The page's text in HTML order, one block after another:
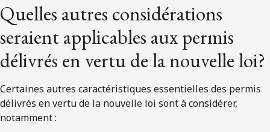
Quelles autres considérations
seraient applicables aux permis
délivrés en vertu de la nouvelle loi?
Certaines autres caractéristiques essentielles des permis
délivrés en vertu de la nouvelle loi sont à considérer,
notamment :